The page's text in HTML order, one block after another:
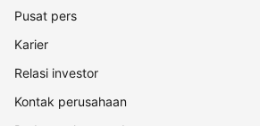
Pusat pers
Karier
Relasi investor
Kontak perusahaan